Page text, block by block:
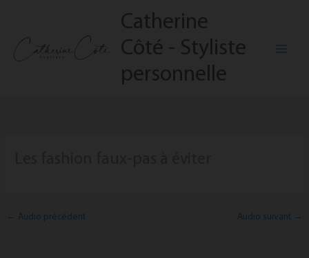
contenu
Catherine
Côté - Styliste
personnelle
← Audio précédent Audio suivant →